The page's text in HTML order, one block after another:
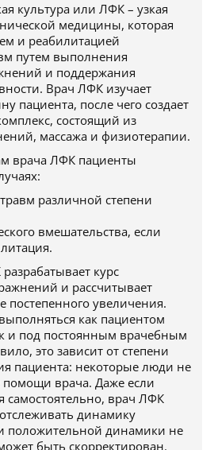
культура или ЛФК – узкая
медицины, которая
и реабилитацией
путем выполнения
и поддержания
Врач ЛФК изучает
пациента, после чего создает
состоящий из
массажа и физиотерапии.
врача ЛФК пациенты
различной степени
вмешательства, если
курс
и рассчитывает
постепенного увеличения.
как пациентом
и под постоянным врачебным
это зависит от степени
пациента: некоторые люди не
помощи врача. Даже если
самостоятельно, врач ЛФК
динамику
положительной динамики не
быть скорректирован.